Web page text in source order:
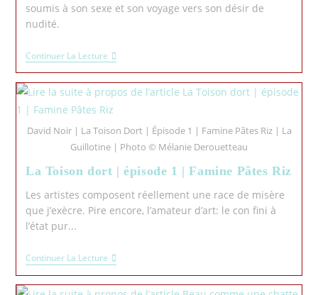
soumis à son sexe et son voyage vers son désir de
nudité.
Continuer La Lecture
David Noir | La Toison Dort | Épisode 1 | Famine Pâtes Riz | La
Guillotine | Photo © Mélanie Derouetteau
La Toison dort | épisode 1 | Famine Pâtes Riz
Les artistes composent réellement une race de misère
que j’exècre. Pire encore, l’amateur d’art: le con fini à
l’état pur...
Continuer La Lecture